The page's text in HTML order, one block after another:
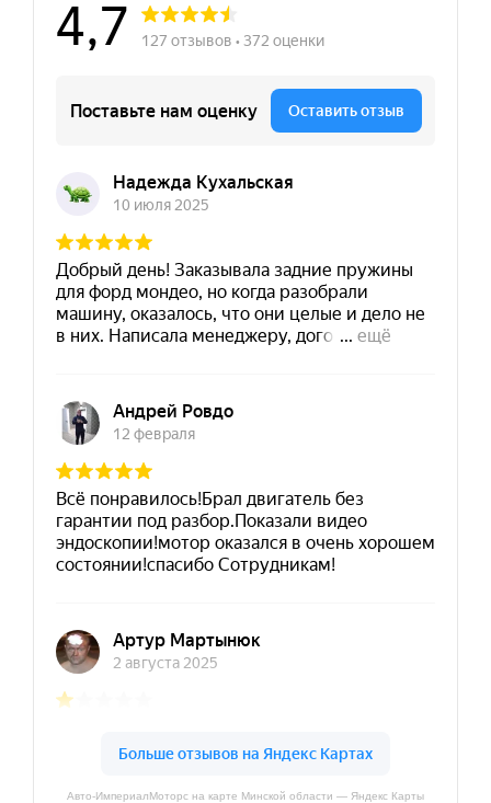
Авто-ИмпериалМоторс на карте Минской области — Яндекс Карты